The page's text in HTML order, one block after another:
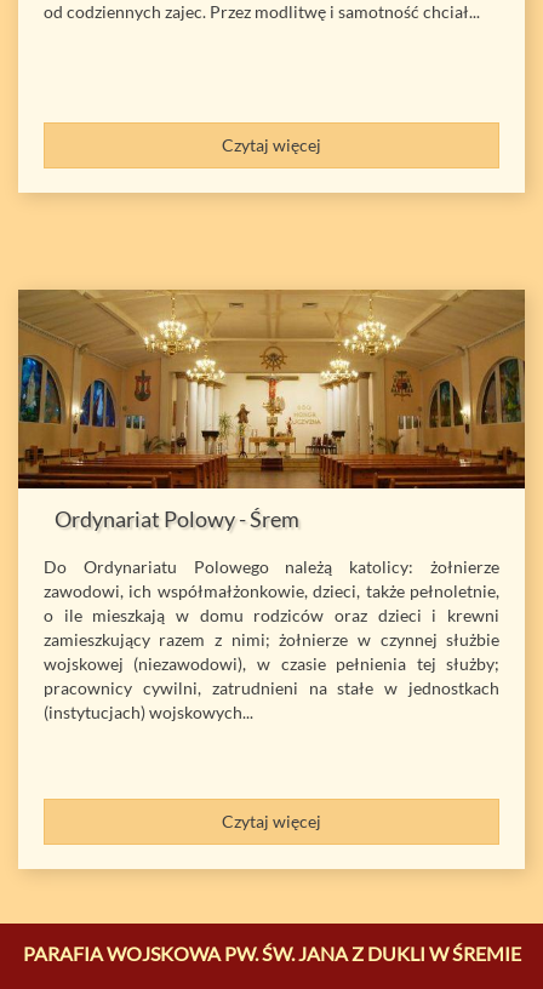
od codziennych zajec. Przez modlitwę i samotność chciał...
Czytaj więcej
Ordynariat Polowy - Śrem
Do Ordynariatu Polowego należą katolicy: żołnierze
zawodowi, ich współmałżonkowie, dzieci, także pełnoletnie,
o ile mieszkają w domu rodziców oraz dzieci i krewni
zamieszkujący razem z nimi; żołnierze w czynnej służbie
wojskowej (niezawodowi), w czasie pełnienia tej służby;
pracownicy cywilni, zatrudnieni na stałe w jednostkach
(instytucjach) wojskowych...
Czytaj więcej
PARAFIA WOJSKOWA PW. ŚW. JANA Z DUKLI W ŚREMIE